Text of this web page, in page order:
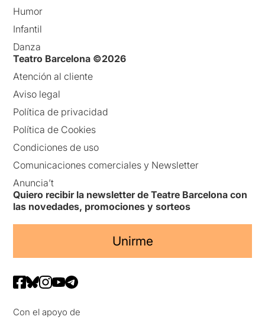
Humor
Infantil
Danza
Teatro Barcelona ©2026
Atención al cliente
Aviso legal
Política de privacidad
Política de Cookies
Condiciones de uso
Comunicaciones comerciales y Newsletter
Anuncia’t
Quiero recibir la newsletter de Teatre Barcelona con
las novedades, promociones y sorteos
Unirme
Con el apoyo de